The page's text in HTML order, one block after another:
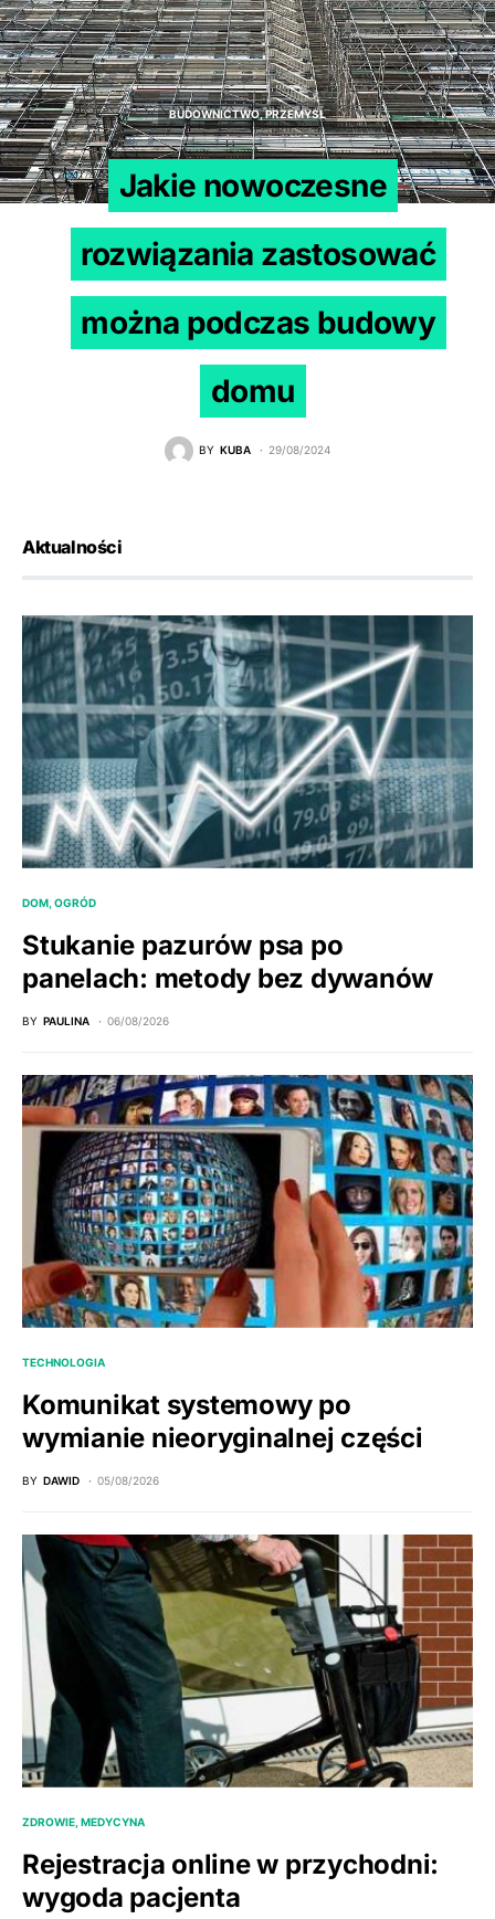
BUDOWNICTWO, PRZEMYSŁ
Jakie nowoczesne
rozwiązania zastosować
można podczas budowy
domu
BY KUBA 29/08/2024
Aktualności
DOM, OGRÓD
Stukanie pazurów psa po
panelach: metody bez dywanów
BY PAULINA 06/08/2026
TECHNOLOGIA
Komunikat systemowy po
wymianie nieoryginalnej części
BY DAWID 05/08/2026
ZDROWIE, MEDYCYNA
Rejestracja online w przychodni:
wygoda pacjenta